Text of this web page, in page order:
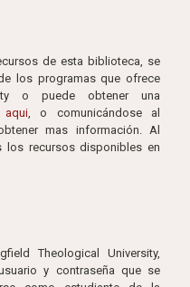
de esta biblioteca, se
los programas que ofrece
o puede obtener una
aqui , o comunicándose al
mas información. Al
los recursos disponibles en
Theological University,
y contraseña que se